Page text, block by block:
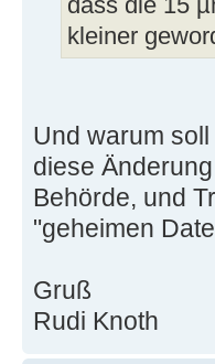
dass die 15
kleiner
Und warum
diese
Behörde, und
"geheimen
Gruß
Rudi Knoth